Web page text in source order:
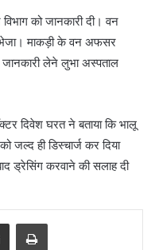
को जानकारी दी। वन
भेजा। माकड़ी के वन अफसर
लेने लुभा अस्पताल
दिवेश घरत ने बताया कि भालू
जल्‍द ही डिस्चार्ज कर दिया
ड्रेसिंग करवाने की सलाह दी
Share via Email Print